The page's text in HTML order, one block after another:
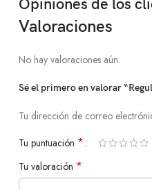
Opiniones de los
Valoraciones
No hay valoraciones aún.
Sé el primero en valorar
Tu dirección de correo
Tu puntuación *
Tu valoración *